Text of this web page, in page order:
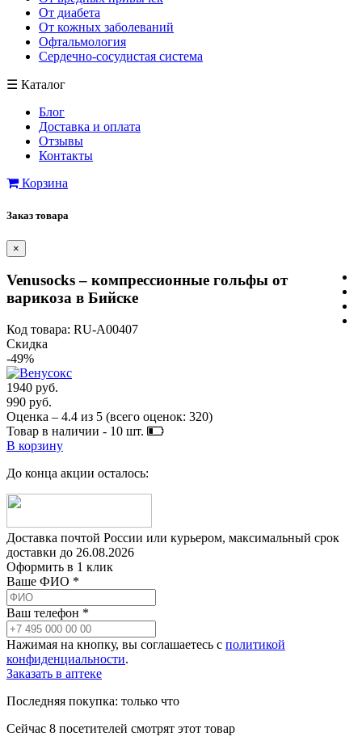
От диабета
От кожных заболеваний
Офтальмология
Сердечно-сосудистая система
☰ Каталог
Блог
Доставка и оплата
Отзывы
Контакты
Корзина
Заказ товара
×
Venusocks – компрессионные гольфы от
варикоза в Бийске
Код товара: RU-A00407
Скидка
-49%
1940 руб.
990 руб.
Оценка – 4.4 из 5 (всего оценок: 320)
Товар в наличии - 10 шт.
В корзину
До конца акции осталось:
Доставка почтой России или курьером, максимальный срок
доставки до 26.08.2026
Оформить в 1 клик
Ваше ФИО *
Ваш телефон *
Нажимая на кнопку, вы соглашаетесь с политикой
конфиденциальности.
Заказать в аптеке
Последняя покупка: только что
Сейчас 8 посетителей смотрят этот товар